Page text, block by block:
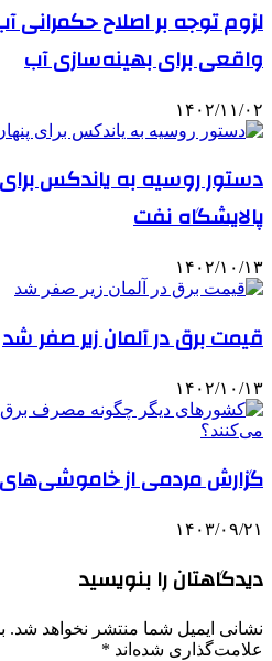
لزوم توجه بر اصلاح حکمرانی
واقعی برای بهینه‌سازی آب
۱۴۰۲/۱۱/۰۲
دستور روسیه به یاندکس
پالایشگاه نفت
۱۴۰۲/۱۰/۱۳
قیمت برق در آلمان زیر صفر شد
۱۴۰۲/۱۰/۱۳
گزارش مردمی از
۱۴۰۳/۰۹/۲۱
دیدگاهتان را بنویسید
نشانی ایمیل شما منتشر نخواهد شد.
علامت‌گذاری شده‌اند *